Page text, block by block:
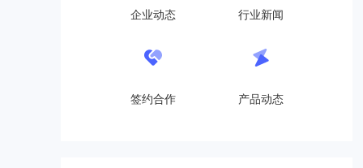
企业动态 行业新闻
签约合作 产品动态